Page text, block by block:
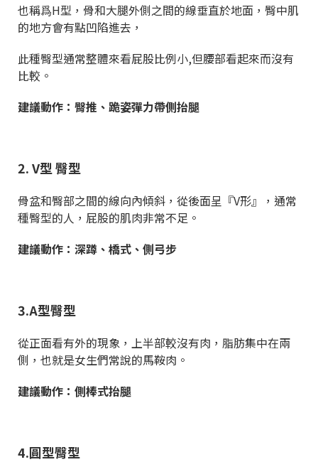
也稱爲H型，骨和大腿外側之間的線垂直於地面，臀中肌
的地方會有點凹陷進去，
此種臀型通常整體來看屁股比例小,但腰部看起來而沒有
比較。
建議動作：臀推、跪姿彈力帶側抬腿
2. V型 臀型
骨盆和臀部之間的線向內傾斜，從後面呈『V形』，通常
種臀型的人，屁股的肌肉非常不足。
建議動作：深蹲、橋式、側弓步
3.A型臀型
從正面看有外的現象，上半部較沒有肉，脂肪集中在兩
側，也就是女生們常說的馬鞍肉。
建議動作 ： 側棒式抬腿
4.圓型臀型